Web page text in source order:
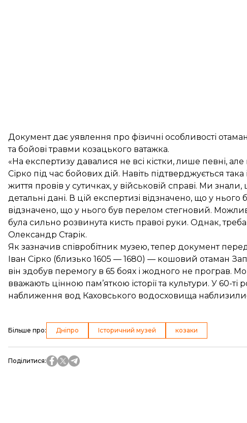
Документ дає уявлення про фізичні особливості
та бойові травми козацького ватажка.
«На експертизу давалися не всі кістки, лише певні,
Сірко під час бойових дій. Навіть підтверджується
життя провів у сутичках, у військовій справі. Ми
детальні дані. В цій експертизі відзначено, що у
відзначено, що у нього був перелом стегновий.
була сильно розвинута кисть правої руки. Однак,
Олександр Старік.
Як зазначив співробітник музею, тепер документ
Іван Сірко (близько 1605 — 1680) — кошовий отаман
він здобув перемогу в 65 боях і жодного не програв.
вважають цінною пам’яткою історії та культури. У 60-
наближення вод Каховського водосховища
Більше про: Дніпро Історичний музей козаки
Поділитися: